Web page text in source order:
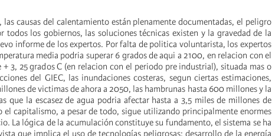
causas del calentamiento están plenamente documentadas, el peligro
todos los gobiernos, las soluciones técnicas existen y la gravedad de la
informe de los expertos. Por falta de politica voluntarista, los expertos
media podria superar 6 grados de aqui a 2100, en relacion con el
3, 25 grados C (en relacion con el periodo pre industrial), situada mas o
del GIEC, las inundaciones costeras, segun ciertas estimaciones,
de victimas de ahora a 2050, las hambrunas hasta 600 millones y la
que la escasez de agua podria afectar hasta a 3,5 miles de millones de
el capitalismo, a pesar de todo, sigue utilizando principalmente enormes
La lógica de la acumulación constituye su fundamento, el sistema se ha